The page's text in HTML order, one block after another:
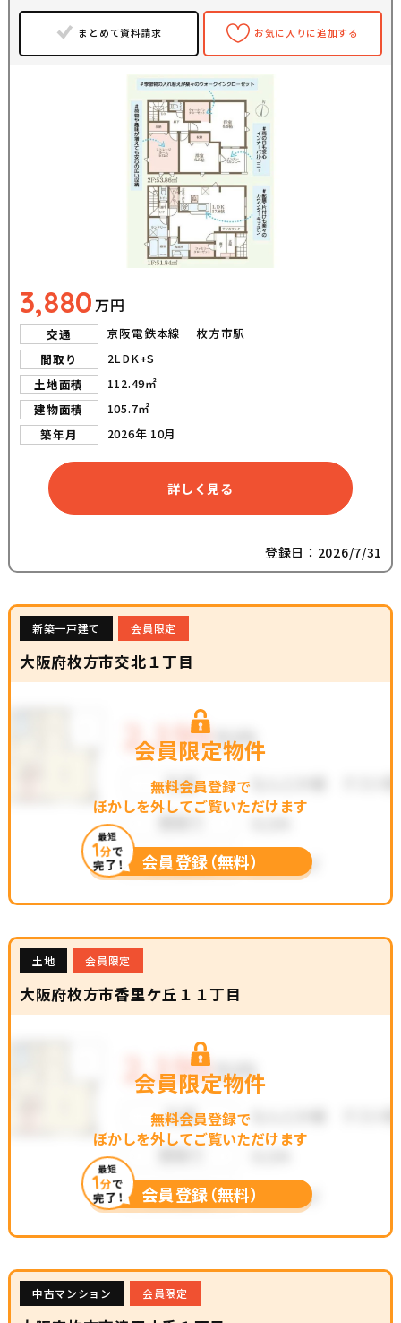
まとめて資料請求 お気に入りに追加する
3,880万円
交通
京阪電鉄本線 枚方市駅
間取り
2LDK+S
土地面積
112.49㎡
建物面積
105.7㎡
築年月
2026年 10月
詳しく見る
登録日：2026/7/31
新築一戸建て 会員限定
大阪府枚方市交北１丁目
会員限定物件
無料会員登録で
ぼかしを外してご覧いただけます
最短
1分で
完了！ 会員登録（無料）
土地 会員限定
大阪府枚方市香里ケ丘１１丁目
会員限定物件
無料会員登録で
ぼかしを外してご覧いただけます
最短
1分で
完了！ 会員登録（無料）
中古マンション 会員限定